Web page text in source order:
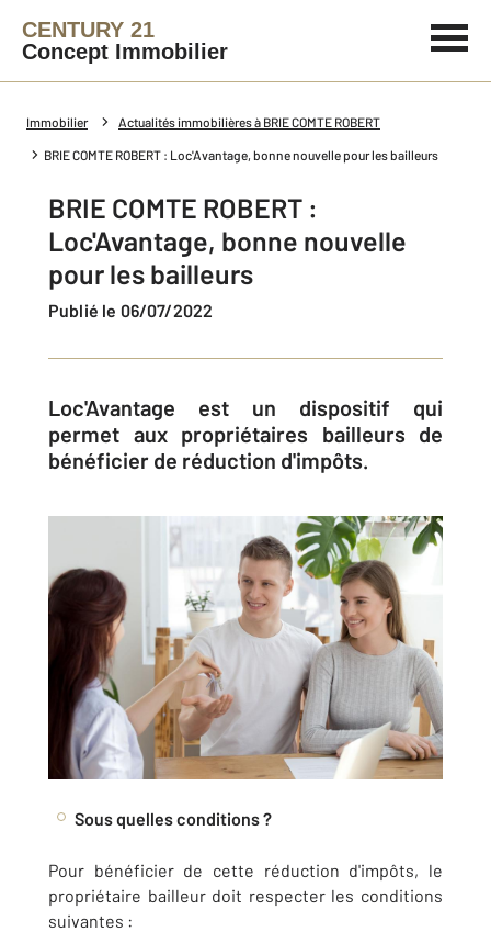
CENTURY 21
Concept Immobilier
Immobilier Actualités immobilières à BRIE COMTE ROBERT
BRIE COMTE ROBERT : Loc'Avantage, bonne nouvelle pour les bailleurs
BRIE COMTE ROBERT :
Loc'Avantage, bonne nouvelle
pour les bailleurs
Publié le 06/07/2022
Loc'Avantage est un dispositif qui
permet aux propriétaires bailleurs de
bénéficier de réduction d'impôts.
Sous quelles conditions ?
Pour bénéficier de cette réduction d'impôts, le
propriétaire bailleur doit respecter les conditions
suivantes :